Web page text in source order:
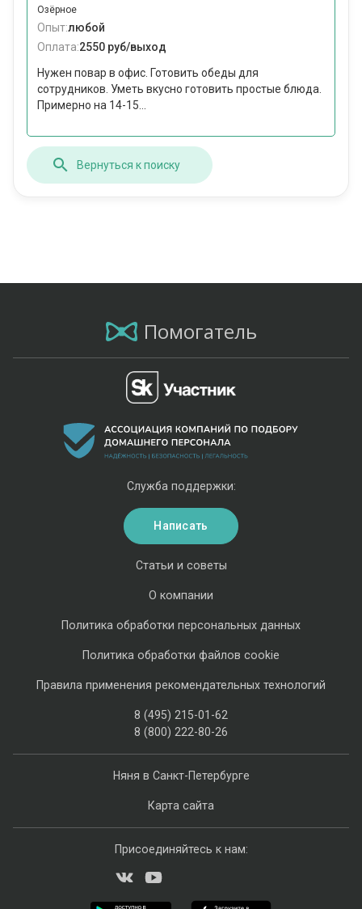
Озёрное
Опыт:любой
Оплата:2550 руб/выход
Нужен повар в офис. Готовить обеды для
сотрудников. Уметь вкусно готовить простые блюда.
Примерно на 14-15...
Вернуться к поиску
Помогатель
Няня в Санкт-Петербурге
Карта сайта
Статьи и советы
О компании
Политика обработки персональных данных
Политика обработки файлов cookie
Правила применения рекомендательных технологий
8 (495) 215-01-62
8 (800) 222-80-26
Служба поддержки:
Написать
Присоединяйтесь к нам: